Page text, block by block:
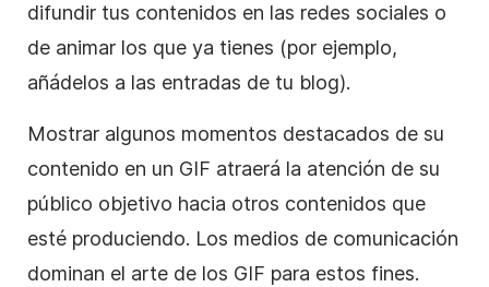
difundir tus contenidos en las redes sociales o
de animar los que ya tienes (por ejemplo,
añádelos a las entradas de tu blog).
Mostrar algunos momentos destacados de su
contenido en un GIF atraerá la atención de su
público objetivo hacia otros contenidos que
esté produciendo. Los medios de comunicación
dominan el arte de los GIF para estos fines.